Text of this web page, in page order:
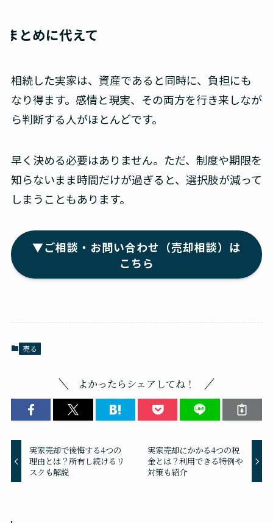
まとめに代えて
相続した実家は、資産であると同時に、負担にも
なり得ます。感情と現実、その両方を行き来しなが
ら判断する人がほとんどです。
早く決める必要はありません。ただ、制度や期限を
知らないまま時間だけが過ぎると、選択肢が減って
しまうこともあります。
▼ご相談・お問い合わせ（売却相談）は
こちら
売る
よかったらシェアしてね！
実家売却で後悔する4つの
理由とは？所有し続けるリ
スクも解説
実家売却にかかる4つの税
金とは？利用できる特例や
対策も紹介